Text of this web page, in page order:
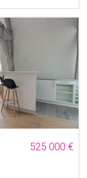
525 000 €